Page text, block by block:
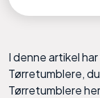
I denne artikel
Tørretumblere,
Tørretumblere